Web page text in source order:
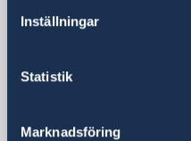
Inställningar
Statistik
Marknadsföring
Sveriges ambassad
Bundesgasse 26
Postadress